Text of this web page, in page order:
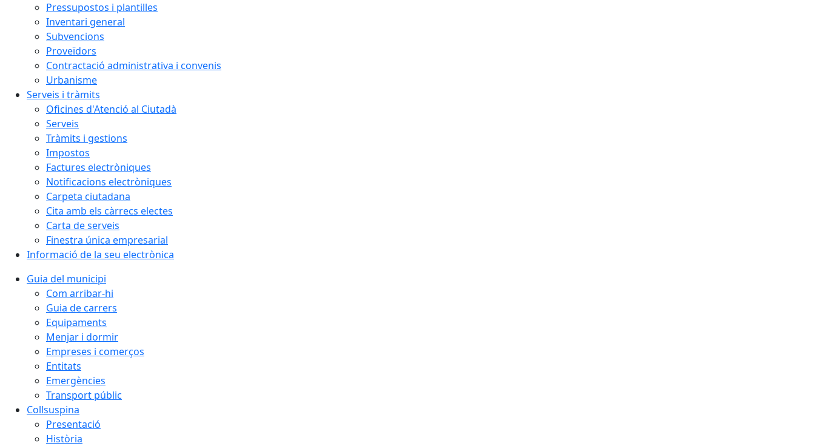
Pressupostos i plantilles
Inventari general
Subvencions
Proveïdors
Contractació administrativa i convenis
Urbanisme
Serveis i tràmits
Oficines d'Atenció al Ciutadà
Serveis
Tràmits i gestions
Impostos
Factures electròniques
Notificacions electròniques
Carpeta ciutadana
Cita amb els càrrecs electes
Carta de serveis
Finestra única empresarial
Informació de la seu electrònica
Guia del municipi
Com arribar-hi
Guia de carrers
Equipaments
Menjar i dormir
Empreses i comerços
Entitats
Emergències
Transport públic
Collsuspina
Presentació
Història